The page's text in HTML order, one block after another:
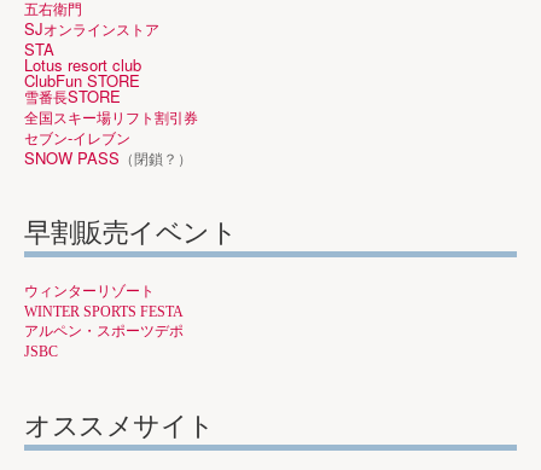
五右衛門
SJオンラインストア
STA
Lotus resort club
ClubFun STORE
雪番長STORE
全国スキー場リフト割引券
セブン-イレブン
SNOW PASS （閉鎖？）
早割販売イベント
ウィンターリゾート
WINTER SPORTS FESTA
アルペン・スポーツデポ
JSBC
オススメサイト